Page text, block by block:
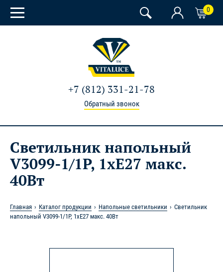
0
+7 (812) 331-21-78
Обратный звонок
Светильник напольный
V3099-1/1P, 1xE27 макс.
40Вт
Главная Каталог продукции Напольные светильники
Светильник
напольный V3099-1/1P, 1xE27 макс. 40Вт